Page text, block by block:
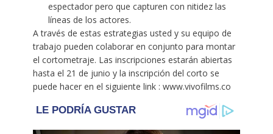
espectador pero que capturen con nitidez las
líneas de los actores.
A través de estas estrategias usted y su equipo de
trabajo pueden colaborar en conjunto para montar
el cortometraje. Las inscripciones estarán abiertas
hasta el 21 de junio y la inscripción del corto se
puede hacer en el siguiente link : www.vivofilms.co